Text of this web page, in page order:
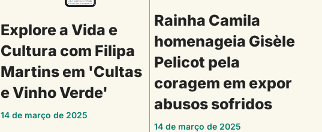
Explore a Vida e
Cultura com Filipa
Martins em 'Cultas
e Vinho Verde'
14 de março de 2025
Rainha Camila
homenageia Gisèle
Pelicot pela
coragem em expor
abusos sofridos
14 de março de 2025